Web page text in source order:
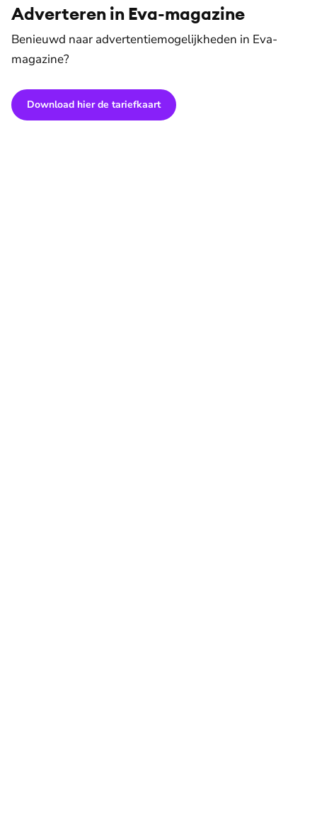
Adverteren in Eva-magazine
Benieuwd naar advertentiemogelijkheden in Eva-
magazine?
Download hier de tariefkaart